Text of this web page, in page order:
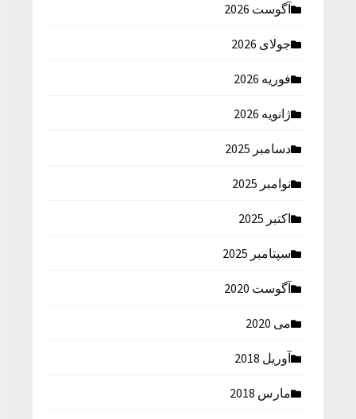
آگوست 2026
جولای 2026
فوریه 2026
ژانویه 2026
دسامبر 2025
نوامبر 2025
اکتبر 2025
سپتامبر 2025
آگوست 2020
می 2020
آوریل 2018
مارس 2018